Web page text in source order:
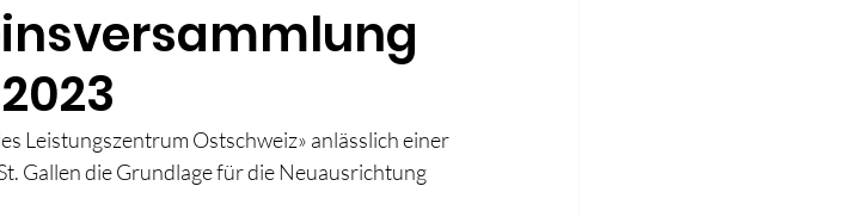
Leistungszentrum Ostschweiz» anlässlich einer
Gallen die Grundlage für die Neuausrichtung